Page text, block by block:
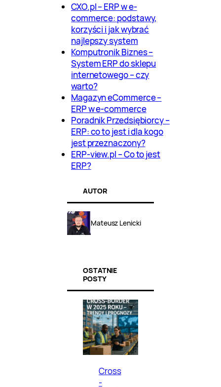
CXO.pl – ERP w e-
commerce: podstawy,
korzyści i jak wybrać
najlepszy system
Komputronik Biznes –
System ERP do sklepu
internetowego – czy
warto?
Magazyn eCommerce –
ERP w e-commerce
Poradnik Przedsiębiorcy –
ERP: co to jest i dla kogo
jest przeznaczony?
ERP-view.pl – Co to jest
ERP?
AUTOR
Mateusz Lenicki
OSTATNIE
POSTY
Cross
-